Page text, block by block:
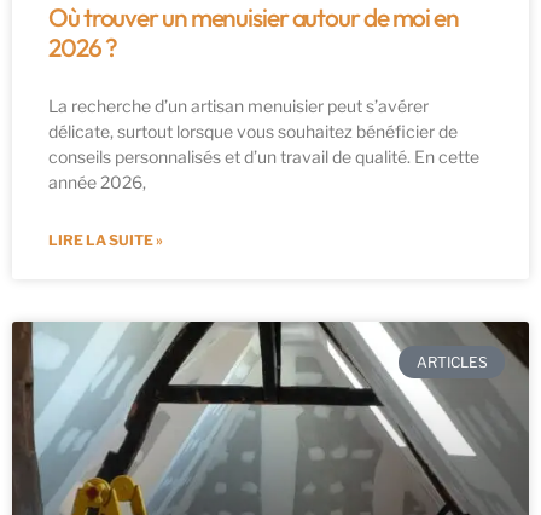
Où trouver un menuisier autour de moi en
2026 ?
La recherche d’un artisan menuisier peut s’avérer
délicate, surtout lorsque vous souhaitez bénéficier de
conseils personnalisés et d’un travail de qualité. En cette
année 2026,
LIRE LA SUITE »
ARTICLES